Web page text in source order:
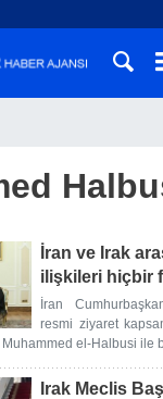
İran ve Irak
ilişkileri hiçbir
İran
resmi ziyaret
Muhammed el-Halbusi ile
Irak Meclis